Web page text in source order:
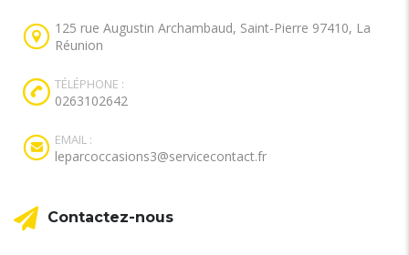
125 rue Augustin Archambaud, Saint-Pierre 97410, La
Réunion
TÉLÉPHONE :
0263102642
EMAIL :
leparcoccasions3@servicecontact.fr
Contactez-nous